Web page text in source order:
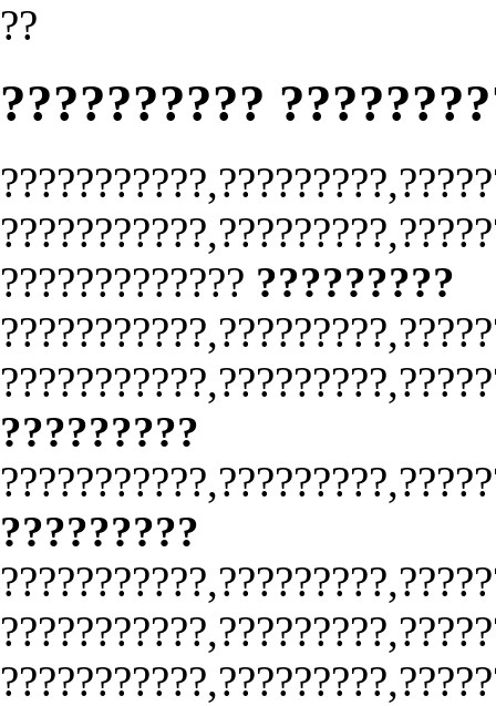
??
??????????
????????????? ?????????
?????????
?????????